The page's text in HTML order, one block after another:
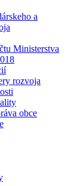
a
Ministerstva
rozvoja
obce